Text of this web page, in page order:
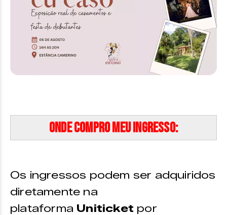
Onde compro meu ingresso:
Os ingressos podem ser adquiridos
diretamente na
plataforma Uniticket por